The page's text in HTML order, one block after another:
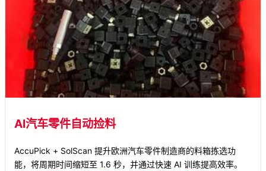
AI汽车零件自动捡料
AccuPick + SolScan 提升欧洲汽车零件制造商的料箱拣选功
能，将周期时间缩短至 1.6 秒，并通过快速 AI 训练提高效率。